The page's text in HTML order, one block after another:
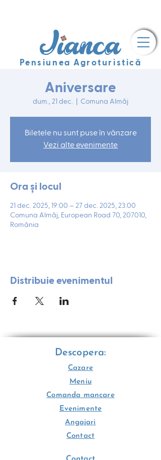
Pensiunea Agroturistică
Aniversare
dum., 21 dec. Comuna Almăj
Biletele nu sunt puse în vânzare
Vezi alte evenimente
Ora și locul
21 dec. 2025, 19:00 – 27 dec. 2025, 23:00
Comuna Almăj, European Road 70, 207010,
România
Distribuie evenimentul
Descopera:
Cazare
Meniu
Comanda mancare
Evenimente
Angajari
Contact